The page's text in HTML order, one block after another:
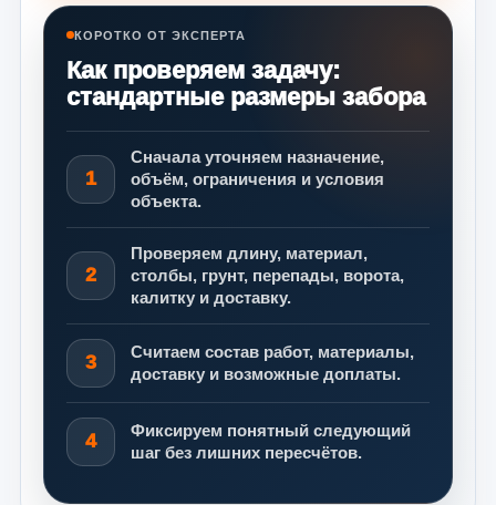
КОРОТКО ОТ ЭКСПЕРТА
Как проверяем задачу:
стандартные размеры забора
1
Сначала уточняем назначение,
объём, ограничения и условия
объекта.
2
Проверяем длину, материал,
столбы, грунт, перепады, ворота,
калитку и доставку.
3
Считаем состав работ, материалы,
доставку и возможные доплаты.
4
Фиксируем понятный следующий
шаг без лишних пересчётов.